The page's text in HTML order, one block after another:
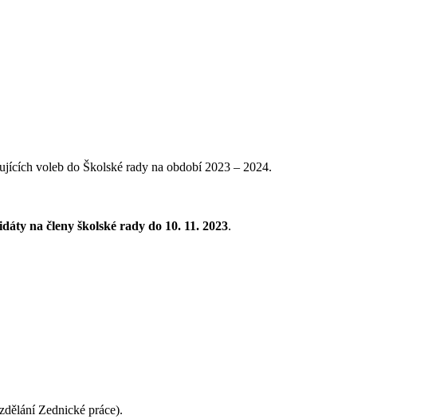
voleb do Školské rady na období 2023 – 2024.
na členy školské rady do 10. 11. 2023.
Zednické práce).